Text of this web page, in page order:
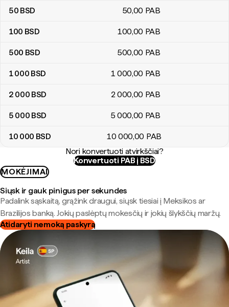
50 BSD 50,00 PAB
100 BSD 100,00 PAB
500 BSD 500,00 PAB
1 000 BSD 1 000,00 PAB
2 000 BSD 2 000,00 PAB
5 000 BSD 5 000,00 PAB
10 000 BSD 10 000,00 PAB
Nori konvertuoti atvirkščiai?
Konvertuoti PAB į BSD
MOKĖJIMAI
Siųsk ir gauk pinigus per sekundes
Padalink sąskaitą, grąžink draugui, siųsk tiesiai į Meksikos ar
Brazilijos banką. Jokių paslėptų mokesčių ir jokių šlykščių maržų.
Atidaryti nemoką paskyrą